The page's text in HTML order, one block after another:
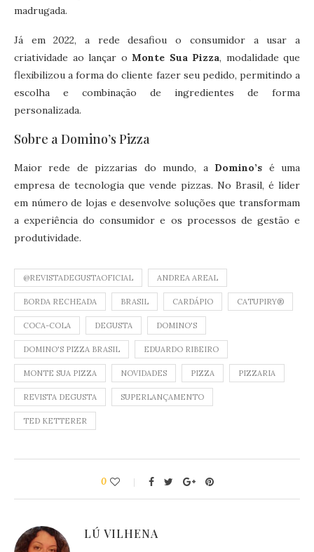
madrugada.
Já em 2022, a rede desafiou o consumidor a usar a
criatividade ao lançar o Monte Sua Pizza, modalidade que
flexibilizou a forma do cliente fazer seu pedido, permitindo a
escolha e combinação de ingredientes de forma
personalizada.
Sobre a Domino’s Pizza
Maior rede de pizzarias do mundo, a Domino’s é uma
empresa de tecnologia que vende pizzas. No Brasil, é líder
em número de lojas e desenvolve soluções que transformam
a experiência do consumidor e os processos de gestão e
produtividade.
@REVISTADEGUSTAOFICIAL ANDREA AREAL
BORDA RECHEADA BRASIL CARDÁPIO CATUPIRY®️
COCA-COLA DEGUSTA DOMINO'S
DOMINO'S PIZZA BRASIL EDUARDO RIBEIRO
MONTE SUA PIZZA NOVIDADES PIZZA PIZZARIA
REVISTA DEGUSTA SUPERLANÇAMENTO
TED KETTERER
0
LÚ VILHENA